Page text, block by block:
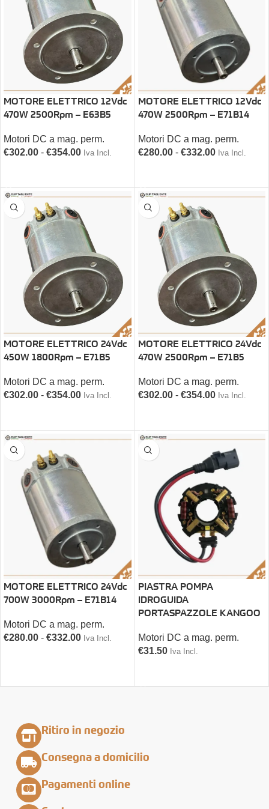
MOTORE ELETTRICO 12Vdc
470W 2500Rpm – E63B5
Motori DC a mag. perm.
€302.00 - €354.00 Iva Incl.
MOTORE ELETTRICO 12Vdc
470W 2500Rpm – E71B14
Motori DC a mag. perm.
€280.00 - €332.00 Iva Incl.
MOTORE ELETTRICO 24Vdc
450W 1800Rpm – E71B5
Motori DC a mag. perm.
€302.00 - €354.00 Iva Incl.
MOTORE ELETTRICO 24Vdc
470W 2500Rpm – E71B5
Motori DC a mag. perm.
€302.00 - €354.00 Iva Incl.
MOTORE ELETTRICO 24Vdc
700W 3000Rpm – E71B14
Motori DC a mag. perm.
€280.00 - €332.00 Iva Incl.
PIASTRA POMPA
IDROGUIDA
PORTASPAZZOLE KANGOO
Motori DC a mag. perm.
€31.50 Iva Incl.
Ritiro in negozio
Consegna a domicilio
Pagamenti online